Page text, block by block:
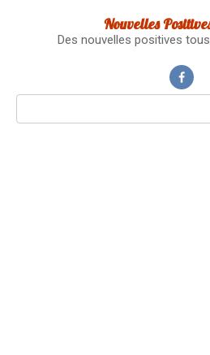
Nouvelles
Des nouvelles positives